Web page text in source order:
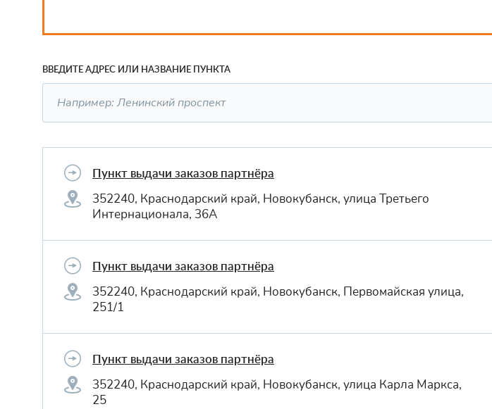
ВВЕДИТЕ АДРЕС ИЛИ НАЗВАНИЕ ПУНКТА
Пункт выдачи заказов партнёра
352240, Краснодарский край, Новокубанск, улица Третьего
Интернационала, 36А
Пункт выдачи заказов партнёра
352240, Краснодарский край, Новокубанск, Первомайская улица,
251/1
Пункт выдачи заказов партнёра
352240, Краснодарский край, Новокубанск, улица Карла Маркса,
25